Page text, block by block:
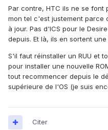
Par contre, HTC ils ne se font
mon tel c'est justement parce
à jour. Pas d'ICS pour le
depuis. Et là, ils en sortent
S'il faut réinstaller un RUU et
pour installer une nouvelle
tout recommencer depuis le
supérieure de l'OS (je suis
Citer